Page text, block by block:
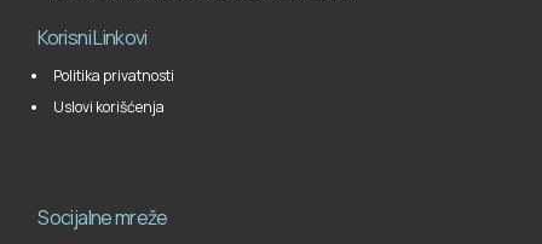
Korisni Linkovi
Politika privatnosti
Uslovi korišćenja
Socijalne mreže